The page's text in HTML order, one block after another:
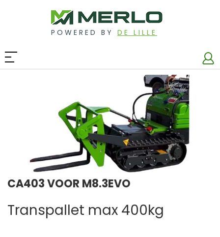
POWERED BY DE LILLE
CA403 VOOR M8.3EVO
Transpallet max 400kg